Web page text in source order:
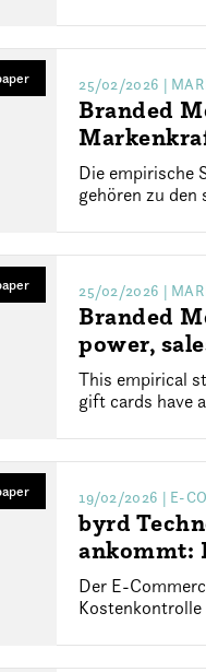
25/02/2026 |
Branded
Die empirische
gehören zu
25/02/2026 |
Branded
power,
This empirical
gift cards have
19/02/2026 | E-
byrd
ankommt:
Der E-
Kostenkontrolle